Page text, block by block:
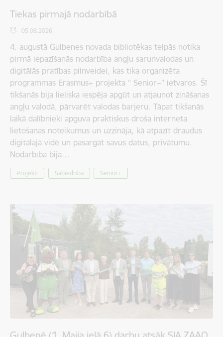
Tiekas pirmajā nodarbībā
05.08.2026.
4. augustā Gulbenes novada bibliotēkas telpās notika
pirmā iepazīšanās nodarbība angļu sarunvalodas un
digitālās pratības pilnveidei, kas tika organizēta
programmas Erasmus+ projekta “ Senior+” ietvaros. Šī
tikšanās bija lieliska iespēja apgūt un atjaunot zināšanas
angļu valodā, pārvarēt valodas barjeru. Tāpat tikšanās
laikā dalībnieki apguva praktiskus droša interneta
lietošanas noteikumus un uzzināja, kā atpazīt draudus
digitālajā vidē un pasargāt savus datus, privātumu.
Nodarbība bija…
Projekti Sabiedrība Senior+